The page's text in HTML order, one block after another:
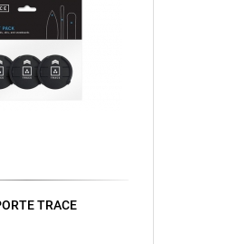
TRACE